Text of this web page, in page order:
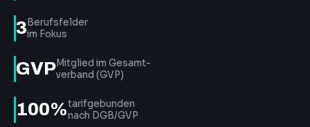
3 Berufsfelder
im Fokus
GVPMitglied im Gesamt­-
verband (GVP)
100%tarifgebunden
nach DGB/GVP